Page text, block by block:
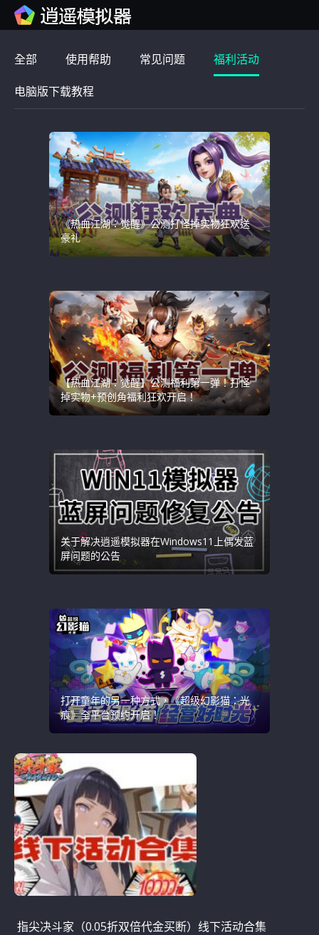
全部 使用帮助 常见问题 福利活动
电脑版下载教程
《热血江湖：觉醒》公测打怪掉实物狂欢送
豪礼
【热血江湖：觉醒】公测福利第一弹！打怪
掉实物+预创角福利狂欢开启！
关于解决逍遥模拟器在Windows11上偶发蓝
屏问题的公告
打开童年的另一种方式，《超级幻影猫：光
痕》全平台预约开启！
指尖决斗家（0.05折双倍代金买断）线下活动合集